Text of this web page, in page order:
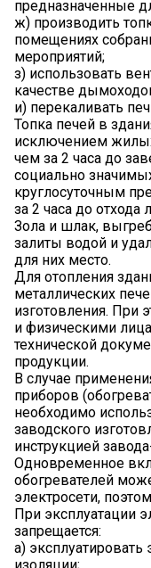
предназначенные
ж) производить
помещениях
мероприятий;
з) использовать
качестве
и) перекаливать
Топка печей в
исключением
чем за 2 часа до
социально
круглосуточным
за 2 часа до отхода
Зола и шлак,
залиты водой и
для них место.
Для отопления
металлических
изготовления. При
и физическими
технической
продукции.
В случае
приборов
необходимо
заводского
инструкцией
Одновременное
обогревателей
электросети,
При эксплуатации
запрещается:
а)